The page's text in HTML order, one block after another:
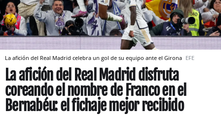
La afición del Real Madrid celebra un gol de su equipo ante el Girona EFE
La afición del Real Madrid disfruta
coreando el nombre de Franco en el
Bernabéu: el fichaje mejor recibido